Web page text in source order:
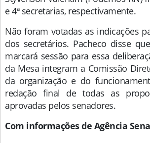
e 4ª secretarias, respectivamente.
Não foram votadas as indicações
dos secretários. Pacheco disse
marcará sessão para essa
da Mesa integram a Comissão
da organização e do
redação final de todas as
aprovadas pelos senadores.
Com informações de Agência